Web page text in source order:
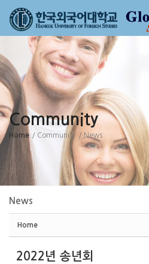
Community
Home / Community / News
News
Home
2022년 송년회
Sketchbook5, 스
Sketchbook5, 스